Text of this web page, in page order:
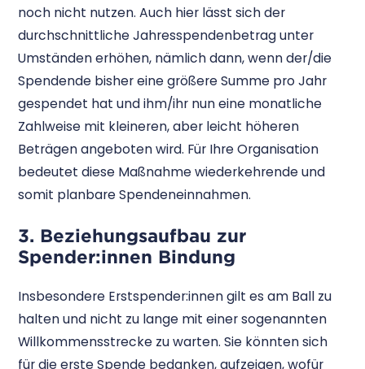
noch nicht nutzen. Auch hier lässt sich der
durchschnittliche Jahresspendenbetrag unter
Umständen erhöhen, nämlich dann, wenn der/die
Spendende bisher eine größere Summe pro Jahr
gespendet hat und ihm/ihr nun eine monatliche
Zahlweise mit kleineren, aber leicht höheren
Beträgen angeboten wird. Für Ihre Organisation
bedeutet diese Maßnahme wiederkehrende und
somit planbare Spendeneinnahmen.
3. Beziehungsaufbau zur
Spender:innen Bindung
Insbesondere Erstspender:innen gilt es am Ball zu
halten und nicht zu lange mit einer sogenannten
Willkommensstrecke zu warten. Sie könnten sich
für die erste Spende bedanken, aufzeigen, wofür